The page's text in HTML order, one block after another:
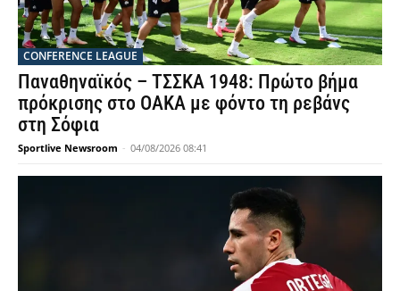
CONFERENCE LEAGUE
Παναθηναϊκός – ΤΣΣΚΑ 1948: Πρώτο βήμα
πρόκρισης στο ΟΑΚΑ με φόντο τη ρεβάνς
στη Σόφια
Sportlive Newsroom - 04/08/2026 08:41